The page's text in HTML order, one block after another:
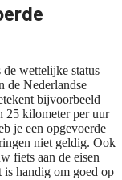
wettelijke status
de Nederlandse
bijvoorbeeld
25 kilometer per uur
je een opgevoerde
niet geldig. Ook
fiets aan de eisen
handig om goed op